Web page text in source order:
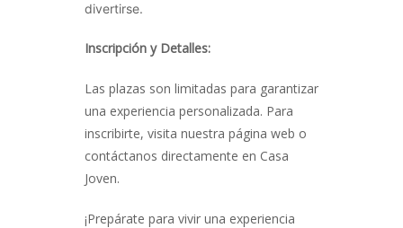
divertirse.
Inscripción y Detalles:
Las plazas son limitadas para garantizar
una experiencia personalizada. Para
inscribirte, visita nuestra página web o
contáctanos directamente en Casa
Joven.
¡Prepárate para vivir una experiencia